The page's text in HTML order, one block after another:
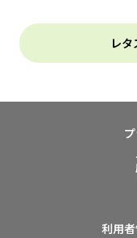
レ
利用